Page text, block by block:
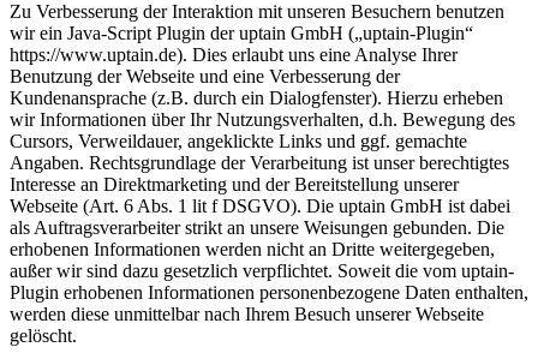
Zu Verbesserung der Interaktion mit unseren Besuchern benutzen
wir ein Java-Script Plugin der uptain GmbH („uptain-Plugin“
https://www.uptain.de). Dies erlaubt uns eine Analyse Ihrer
Benutzung der Webseite und eine Verbesserung der
Kundenansprache (z.B. durch ein Dialogfenster). Hierzu erheben
wir Informationen über Ihr Nutzungsverhalten, d.h. Bewegung des
Cursors, Verweildauer, angeklickte Links und ggf. gemachte
Angaben. Rechtsgrundlage der Verarbeitung ist unser berechtigtes
Interesse an Direktmarketing und der Bereitstellung unserer
Webseite (Art. 6 Abs. 1 lit f DSGVO). Die uptain GmbH ist dabei
als Auftragsverarbeiter strikt an unsere Weisungen gebunden. Die
erhobenen Informationen werden nicht an Dritte weitergegeben,
außer wir sind dazu gesetzlich verpflichtet. Soweit die vom uptain-
Plugin erhobenen Informationen personenbezogene Daten enthalten,
werden diese unmittelbar nach Ihrem Besuch unserer Webseite
gelöscht.